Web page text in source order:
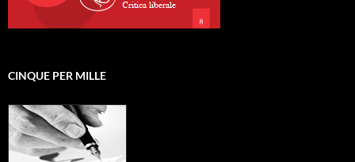
CINQUE PER MILLE